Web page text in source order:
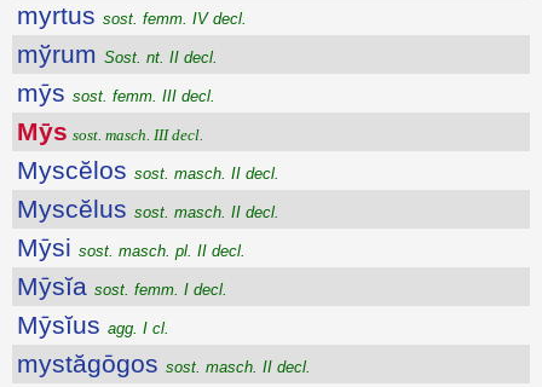
myrtus sost. femm. IV decl.
mўrum Sost. nt. II decl.
mȳs sost. femm. III decl.
Mȳs sost. masch. III decl.
Myscĕlos sost. masch. II decl.
Myscĕlus sost. masch. II decl.
Mȳsi sost. masch. pl. II decl.
Mȳsĭa sost. femm. I decl.
Mȳsĭus agg. I cl.
mystăgōgos sost. masch. II decl.